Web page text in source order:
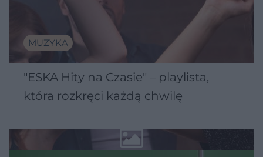
MUZYKA
"ESKA Hity na Czasie" – playlista,
która rozkręci każdą chwilę